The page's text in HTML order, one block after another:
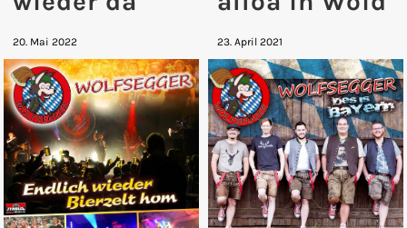
HOLZ VOR DER HÜTTN
20. Mai 2022 23. April 2021